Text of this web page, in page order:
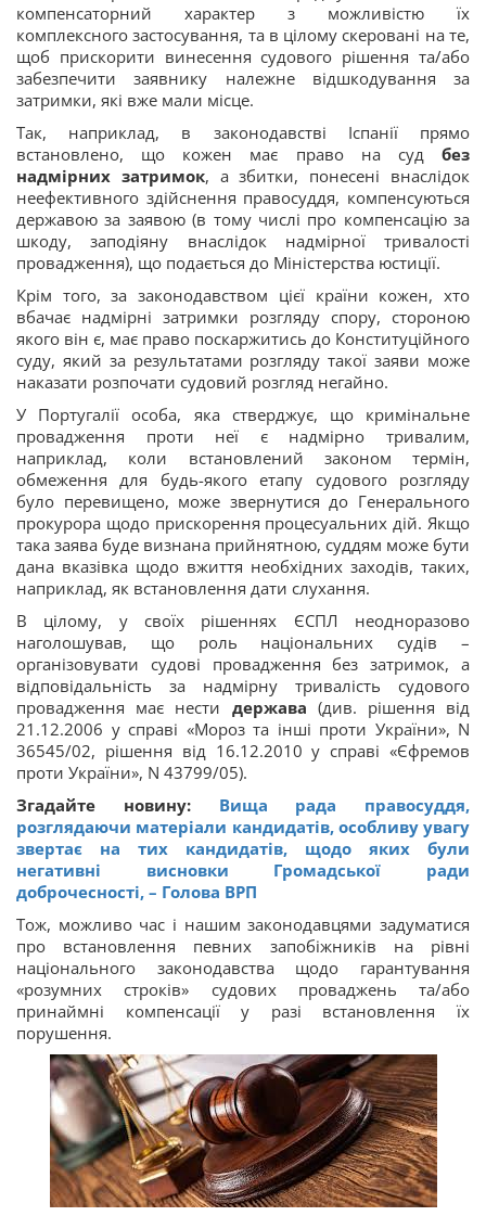
компенсаторний характер з можливістю їх
комплексного застосування, та в цілому скеровані на те,
щоб прискорити винесення судового рішення та/або
забезпечити заявнику належне відшкодування за
затримки, які вже мали місце.
Так, наприклад, в законодавстві Іспанії прямо
встановлено, що кожен має право на суд без
надмірних затримок, а збитки, понесені внаслідок
неефективного здійснення правосуддя, компенсуються
державою за заявою (в тому числі про компенсацію за
шкоду, заподіяну внаслідок надмірної тривалості
провадження), що подається до Міністерства юстиції.
Крім того, за законодавством цієї країни кожен, хто
вбачає надмірні затримки розгляду спору, стороною
якого він є, має право поскаржитись до Конституційного
суду, який за результатами розгляду такої заяви може
наказати розпочати судовий розгляд негайно.
У Португалії особа, яка стверджує, що кримінальне
провадження проти неї є надмірно тривалим,
наприклад, коли встановлений законом термін,
обмеження для будь-якого етапу судового розгляду
було перевищено, може звернутися до Генерального
прокурора щодо прискорення процесуальних дій. Якщо
така заява буде визнана прийнятною, суддям може бути
дана вказівка щодо вжиття необхідних заходів, таких,
наприклад, як встановлення дати слухання.
В цілому, у своїх рішеннях ЄСПЛ неодноразово
наголошував, що роль національних судів –
організовувати судові провадження без затримок, а
відповідальність за надмірну тривалість судового
провадження має нести держава (див. рішення від
21.12.2006 у справі «Мороз та інші проти України», N
36545/02, рішення від 16.12.2010 у справі «Єфремов
проти України», N 43799/05).
Згадайте новину: Вища рада правосуддя,
розглядаючи матеріали кандидатів, особливу увагу
звертає на тих кандидатів, щодо яких були
негативні висновки Громадської ради
доброчесності, – Голова ВРП
Тож, можливо час і нашим законодавцями задуматися
про встановлення певних запобіжників на рівні
національного законодавства щодо гарантування
«розумних строків» судових проваджень та/або
принаймні компенсації у разі встановлення їх
порушення.